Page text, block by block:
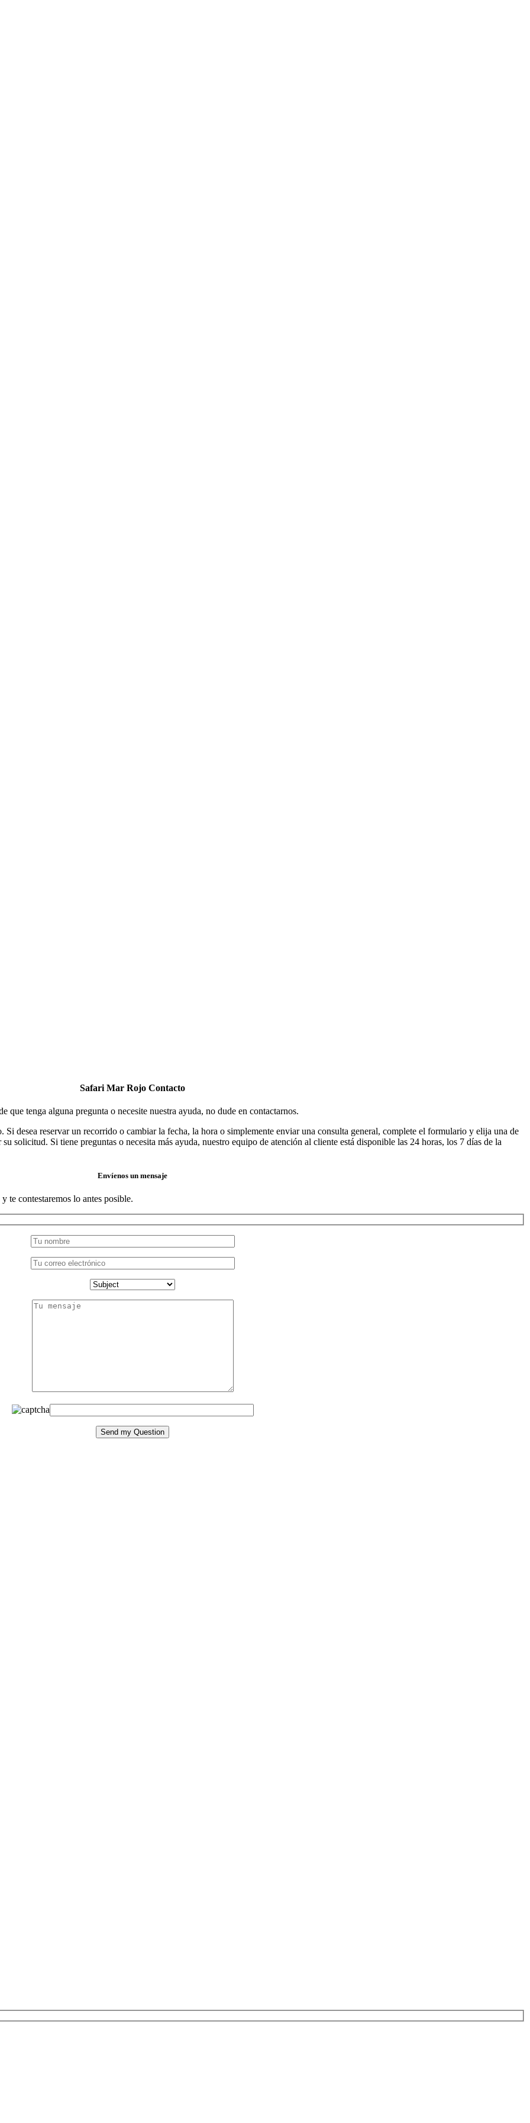
Safari Mar Rojo Contacto
que tenga alguna pregunta o necesite nuestra ayuda, no dude en contactarnos.
Si desea reservar un recorrido o cambiar la fecha, la hora o simplemente enviar una consulta general, complete el formulario y elija una de
solicitud. Si tiene preguntas o necesita más ayuda, nuestro equipo de atención al cliente está disponible las 24 horas, los 7 días de la
Envíenos un mensaje
te contestaremos lo antes posible.